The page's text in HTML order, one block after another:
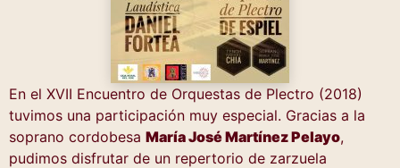
En el XVII Encuentro de Orquestas de Plectro (2018)
tuvimos una participación muy especial. Gracias a la
soprano cordobesa María José Martínez Pelayo,
pudimos disfrutar de un repertorio de zarzuela